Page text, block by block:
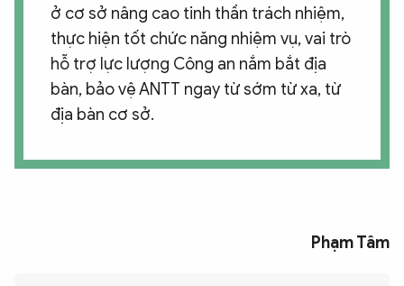
ở cơ sở nâng cao tinh thần trách nhiệm,
thực hiện tốt chức năng nhiệm vụ, vai trò
hỗ trợ lực lượng Công an nắm bắt địa
bàn, bảo vệ ANTT ngay từ sớm từ xa, từ
địa bàn cơ sở.
Phạm Tâm